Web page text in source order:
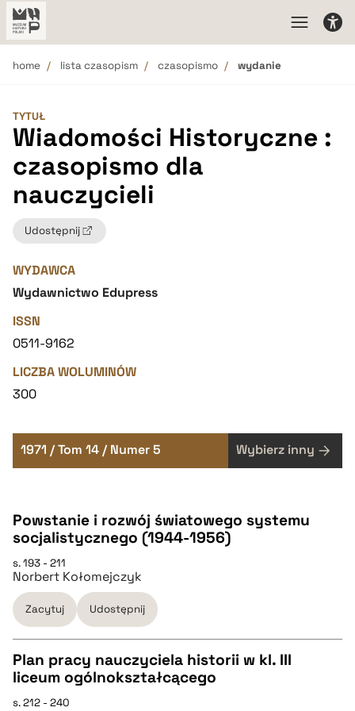
home lista czasopism czasopismo wydanie
TYTUŁ
Wiadomości Historyczne :
czasopismo dla
nauczycieli
Udostępnij
WYDAWCA
Wydawnictwo Edupress
ISSN
0511-9162
LICZBA WOLUMINÓW
300
1971 / Tom 14 / Numer 5 Wybierz inny
Powstanie i rozwój światowego systemu
socjalistycznego (1944-1956)
s. 193 - 211
Norbert Kołomejczyk
Zacytuj Udostępnij
CZYSTY TEKST
Plan pracy nauczyciela historii w kl. III
liceum ogólnokształcącego
s. 212 - 240